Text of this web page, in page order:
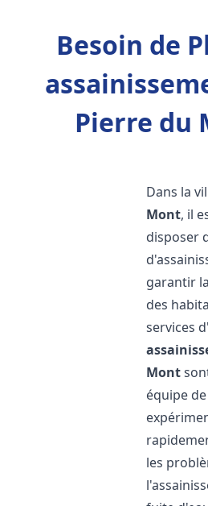
Besoin de
Pierre du
Dans la
Mont, il
disposer
garantir
des
services
Mont
équipe
les